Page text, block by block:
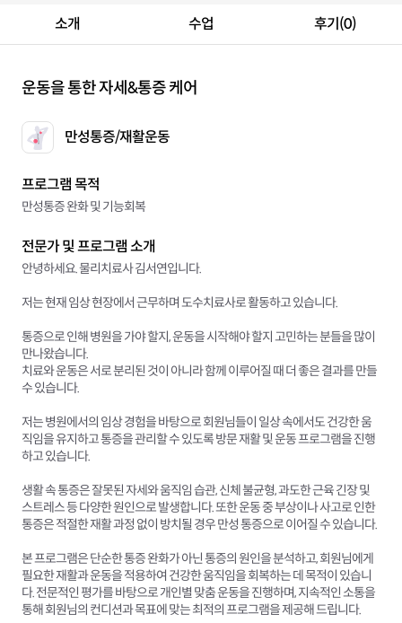
소개 수업 후기(0)
운동을 통한 자세&통증 케어
만성통증/재활운동
프로그램 목적
만성통증 완화 및 기능회복
전문가 및 프로그램 소개
안녕하세요. 물리치료사 김서연입니다.
저는 현재 임상 현장에서 근무하며 도수치료사로 활동하고 있습니다.
통증으로 인해 병원을 가야 할지, 운동을 시작해야 할지 고민하는 분들을 많이
만나왔습니다.
치료와 운동은 서로 분리된 것이 아니라 함께 이루어질 때 더 좋은 결과를 만들
수 있습니다.
저는 병원에서의 임상 경험을 바탕으로 회원님들이 일상 속에서도 건강한 움
직임을 유지하고 통증을 관리할 수 있도록 방문 재활 및 운동 프로그램을 진행
하고 있습니다.
생활 속 통증은 잘못된 자세와 움직임 습관, 신체 불균형, 과도한 근육 긴장 및
스트레스 등 다양한 원인으로 발생합니다. 또한 운동 중 부상이나 사고로 인한
통증은 적절한 재활 과정 없이 방치될 경우 만성 통증으로 이어질 수 있습니다.
본 프로그램은 단순한 통증 완화가 아닌 통증의 원인을 분석하고, 회원님에게
필요한 재활과 운동을 적용하여 건강한 움직임을 회복하는 데 목적이 있습니
다. 전문적인 평가를 바탕으로 개인별 맞춤 운동을 진행하며, 지속적인 소통을
통해 회원님의 컨디션과 목표에 맞는 최적의 프로그램을 제공해 드립니다.